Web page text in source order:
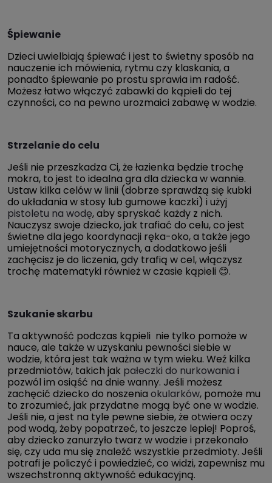
Śpiewanie
Dzieci uwielbiają śpiewać i jest to świetny sposób na
nauczenie ich mówienia, rytmu czy klaskania, a
ponadto śpiewanie po prostu sprawia im radość.
Możesz łatwo włączyć zabawki do kąpieli do tej
czynności, co na pewno urozmaici zabawę w wodzie.
Strzelanie do celu
Jeśli nie przeszkadza Ci, że łazienka będzie trochę
mokra, to jest to idealna gra dla dziecka w wannie.
Ustaw kilka celów w linii (dobrze sprawdzą się kubki
do układania w stosy lub gumowe kaczki) i użyj
pistoletu na wodę, aby spryskać każdy z nich.
Nauczysz swoje dziecko, jak trafiać do celu, co jest
świetne dla jego koordynacji ręka-oko, a także jego
umiejętności motorycznych, a dodatkowo jeśli
zachęcisz je do liczenia, gdy trafią w cel, włączysz
trochę matematyki również w czasie kąpieli 😊.
Szukanie skarbu
Ta aktywność podczas kąpieli nie tylko pomoże w
nauce, ale także w uzyskaniu pewności siebie w
wodzie, która jest tak ważna w tym wieku. Weź kilka
przedmiotów, takich jak pałeczki do nurkowania i
pozwól im osiąść na dnie wanny. Jeśli możesz
zachęcić dziecko do noszenia okularków, pomoże mu
to zrozumieć, jak przydatne mogą być one w wodzie.
Jeśli nie, a jest na tyle pewne siebie, że otwiera oczy
pod wodą, żeby popatrzeć, to jeszcze lepiej! Poproś,
aby dziecko zanurzyło twarz w wodzie i przekonało
się, czy uda mu się znaleźć wszystkie przedmioty. Jeśli
potrafi je policzyć i powiedzieć, co widzi, zapewnisz mu
wszechstronną aktywność edukacyjną.